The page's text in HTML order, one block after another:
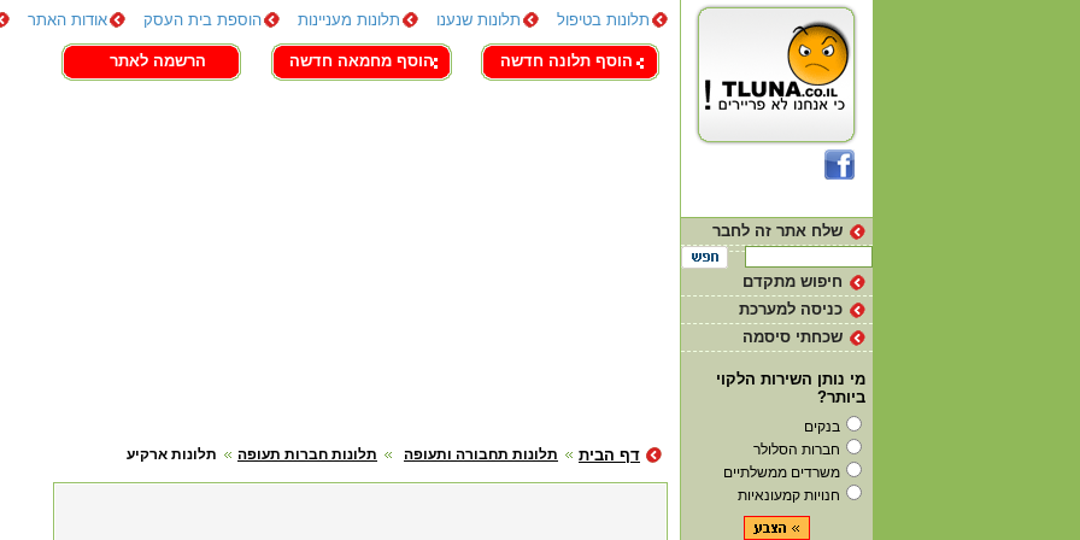
תלונות בטיפול תלונות שנענו תלונות מעניינות הוספת בית העסק אודות האתר
צור קשר
הוסף תלונה חדשה הוסף מחמאה חדשה הרשמה לאתר
תלונות ארקיע תלונות חברות תעופה תלונות תחבורה ותעופה דף הבית
שלח אתר זה לחבר
חיפוש מתקדם
כניסה למערכת
שכחתי סיסמה
מי נותן השירות הלקוי
ביותר?
בנקים
חברות הסלולר
משרדים ממשלתיים
חנויות קמעונאיות